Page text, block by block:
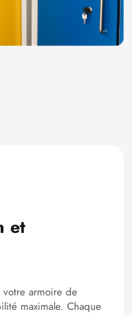
et
armoire de
maximale. Chaque